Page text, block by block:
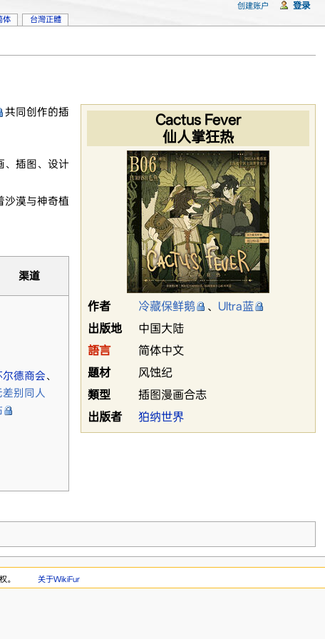
Cactus Fever
仙人掌狂热
作者 冷藏保鲜鹅 、 Ultra蓝
出版地
中国大陆
語言
简体中文
題材
风蚀纪
類型
插图漫画合志
出版者
狛纳世界
共同创作的插
、插图、设计
沙漠与神奇植
渠道
尔德商会、
差别同人
体 台灣正體
创建账户 登录
。 关于WikiFur